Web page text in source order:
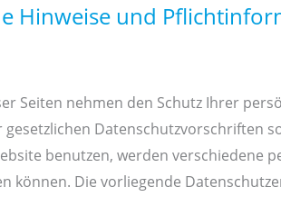
Hinweise und
Seiten nehmen den Schutz Ihrer
Datenschutzvorschriften
benutzen, werden verschiedene
können. Die vorliegende